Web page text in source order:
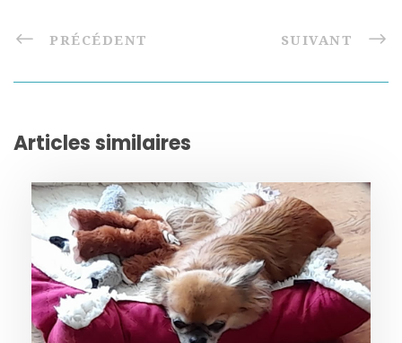
PRÉCÉDENT SUIVANT
Articles similaires